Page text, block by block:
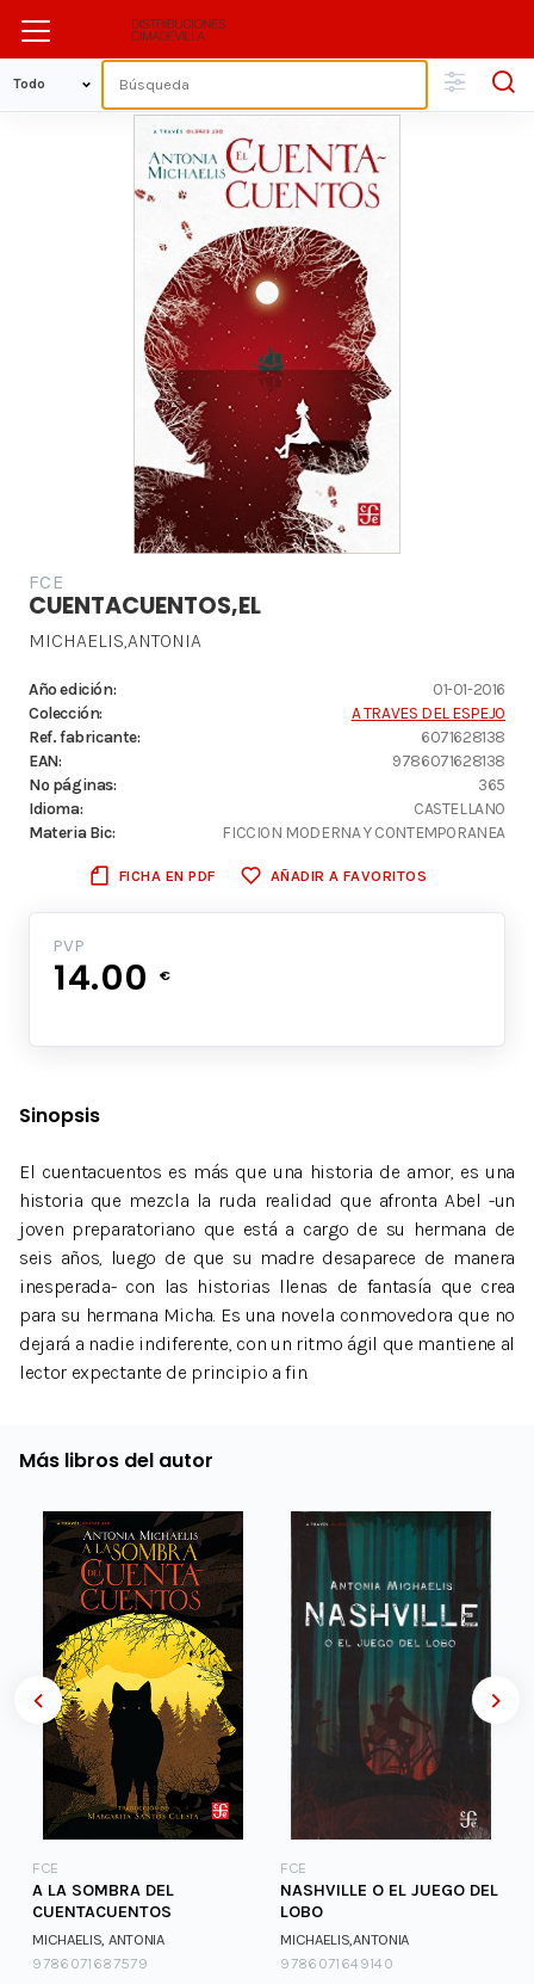
FCE
CUENTACUENTOS,EL
MICHAELIS,ANTONIA
Año edición:
01-01-2016
Colección:
A TRAVES DEL ESPEJO
Ref. fabricante:
6071628138
EAN:
9786071628138
Nº páginas:
365
Idioma:
CASTELLANO
Materia Bic:
FICCION MODERNA Y CONTEMPORANEA
FICHA EN PDF AÑADIR A FAVORITOS
PVP
14.00 €
Sinopsis
El cuentacuentos es más que una historia de amor, es una
historia que mezcla la ruda realidad que afronta Abel -un
joven preparatoriano que está a cargo de su hermana de
seis años, luego de que su madre desaparece de manera
inesperada- con las historias llenas de fantasía que crea
para su hermana Micha. Es una novela conmovedora que no
dejará a nadie indiferente, con un ritmo ágil que mantiene al
lector expectante de principio a fin.
Más libros del autor
FCE
A LA SOMBRA DEL
CUENTACUENTOS
MICHAELIS, ANTONIA
9786071687579
FCE
NASHVILLE O EL JUEGO DEL
LOBO
MICHAELIS,ANTONIA
9786071649140